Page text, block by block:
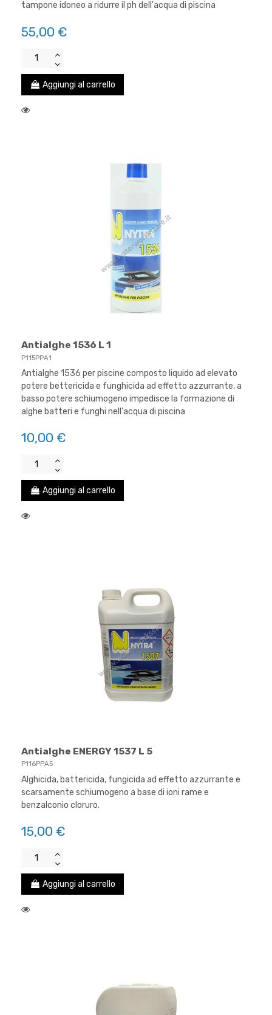
tampone idoneo a ridurre il ph dell'acqua di piscina
55,00 €
Aggiungi al carrello
Antialghe 1536 L 1
P115PPA1
Antialghe 1536 per piscine composto liquido ad elevato
potere bettericida e funghicida ad effetto azzurrante, a
basso potere schiumogeno impedisce la formazione di
alghe batteri e funghi nell'acqua di piscina
10,00 €
Aggiungi al carrello
Antialghe ENERGY 1537 L 5
P116PPA5
Alghicida, battericida, fungicida ad effetto azzurrante e
scarsamente schiumogeno a base di ioni rame e
benzalconio cloruro.
15,00 €
Aggiungi al carrello